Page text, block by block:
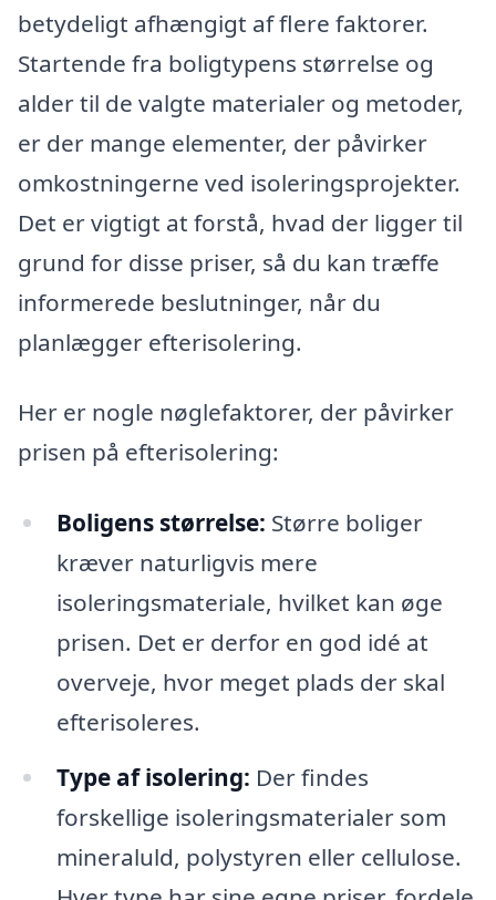
betydeligt afhængigt af flere faktorer.
Startende fra boligtypens størrelse og
alder til de valgte materialer og metoder,
er der mange elementer, der påvirker
omkostningerne ved isoleringsprojekter.
Det er vigtigt at forstå, hvad der ligger til
grund for disse priser, så du kan træffe
informerede beslutninger, når du
planlægger efterisolering.
Her er nogle nøglefaktorer, der påvirker
prisen på efterisolering:
Boligens størrelse: Større boliger
kræver naturligvis mere
isoleringsmateriale, hvilket kan øge
prisen. Det er derfor en god idé at
overveje, hvor meget plads der skal
efterisoleres.
Type af isolering: Der findes
forskellige isoleringsmaterialer som
mineraluld, polystyren eller cellulose.